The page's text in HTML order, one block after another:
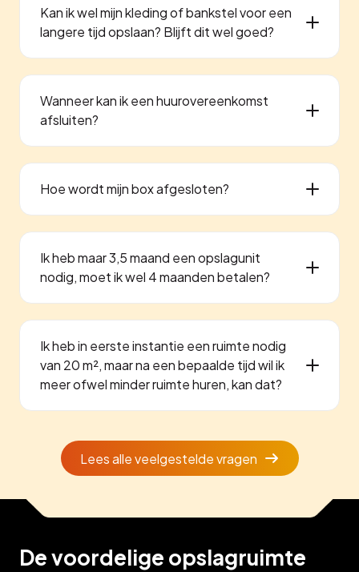
Kan ik wel mijn kleding of bankstel voor een
langere tijd opslaan? Blijft dit wel goed?
Wanneer kan ik een huurovereenkomst
afsluiten?
Hoe wordt mijn box afgesloten?
Ik heb maar 3,5 maand een opslagunit
nodig, moet ik wel 4 maanden betalen?
Ik heb in eerste instantie een ruimte nodig
van 20 m², maar na een bepaalde tijd wil ik
meer ofwel minder ruimte huren, kan dat?
Lees alle veelgestelde vragen
De voordelige opslagruimte